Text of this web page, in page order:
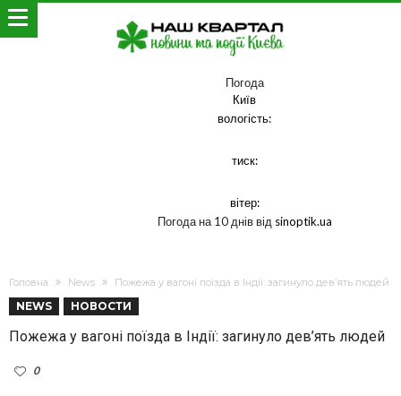
Погода
Київ
вологість:
тиск:
вітер:
Погода на 10 днів від sinoptik.ua
Головна News Пожежа у вагоні поїзда в Індії: загинуло дев’ять людей
NEWS НОВОСТИ
Пожежа у вагоні поїзда в Індії: загинуло дев’ять людей
0